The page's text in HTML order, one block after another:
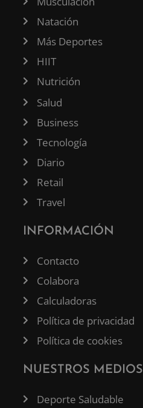
Natación
Más Deportes
HIIT
Nutrición
Salud
Business
Tecnología
Diario
Retail
Travel
INFORMACIÓN
Contacto
Colabora
Calculadoras
Política de privacidad
Política de cookies
NUESTROS MEDIOS
Deporte Saludable